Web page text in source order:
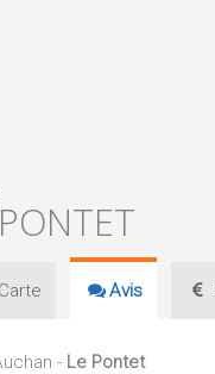
Carte Avis
- Le Pontet